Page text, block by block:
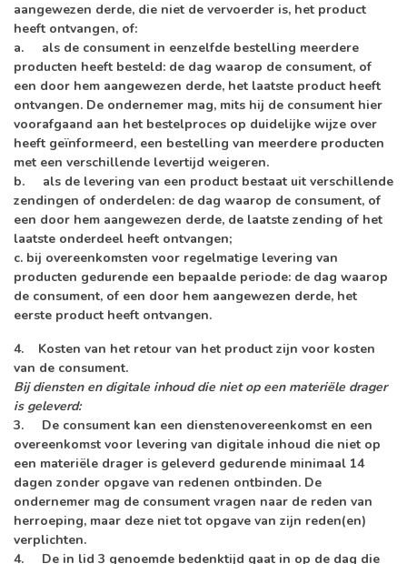
aangewezen derde, die niet de vervoerder is, het product
heeft ontvangen, of:
a. als de consument in eenzelfde bestelling meerdere
producten heeft besteld: de dag waarop de consument, of
een door hem aangewezen derde, het laatste product heeft
ontvangen. De ondernemer mag, mits hij de consument hier
voorafgaand aan het bestelproces op duidelijke wijze over
heeft geïnformeerd, een bestelling van meerdere producten
met een verschillende levertijd weigeren.
b. als de levering van een product bestaat uit verschillende
zendingen of onderdelen: de dag waarop de consument, of
een door hem aangewezen derde, de laatste zending of het
laatste onderdeel heeft ontvangen;
c. bij overeenkomsten voor regelmatige levering van
producten gedurende een bepaalde periode: de dag waarop
de consument, of een door hem aangewezen derde, het
eerste product heeft ontvangen.
4. Kosten van het retour van het product zijn voor kosten
van de consument.
Bij diensten en digitale inhoud die niet op een materiële drager
is geleverd:
3. De consument kan een dienstenovereenkomst en een
overeenkomst voor levering van digitale inhoud die niet op
een materiële drager is geleverd gedurende minimaal 14
dagen zonder opgave van redenen ontbinden. De
ondernemer mag de consument vragen naar de reden van
herroeping, maar deze niet tot opgave van zijn reden(en)
verplichten.
4. De in lid 3 genoemde bedenktijd gaat in op de dag die